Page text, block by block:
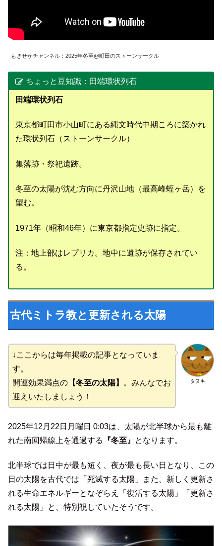
もぎせかチャンネル：2025年冬至@町田のストーンサークル
ちょっと豆知識：田端環状列石
田端環状列石
東京都町田市小山町にある縄文時代中期ころに築かれ
た環状列石（ストーンサークル）
集落跡・祭祀遺跡。
冬至の太陽が沈む方向に丹沢山地（最高峰蛭ヶ岳）を
望む。
1971年（昭和46年）に東京都指定史跡に指定。
注：地上部はレプリカ。地中に遺跡が保存されてい
る。
古代ミトラ教と更新される太陽
タヌキ
↓ここからは毎年掲載の記事となっていま
す。
開運効果満点の 【冬至の太陽】
。みんなでお
迎えいたしましょう！
2025年12月22日月曜日 0:03は、太陽が北半球から最も離
れた南回帰線上を通過する
『冬至』 となります。
北半球では日中が最も短く、夜が最も長い日となり、この
日の太陽を古代では「死滅する太陽」また、新しく更新さ
れる生命エネルギーとなぞらえ「復活する太陽」「更新さ
れる太陽」と、特別視していたそうです。